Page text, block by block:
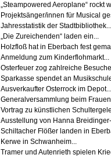
„Steampowered Aeroplane“ rockt
Projektsänger/innen für Musical
Jahresstatistik der Stadtbibliothek...
„Die Zureichenden“ laden ein...
Holzfloß hat in Eberbach fest
Anmeldung zum Kinderflohmarkt...
Osterfeuer zog zahlreiche
Sparkasse spendet an
Ausverkaufter Osterrock im Depot...
Generalversammlung beim
Vortrag zu künstlichen
Ausstellung von Hanna
Schiltacher Flößer landen in
Kerwe in Schwanheim...
Tramer und Autenrieth spielen